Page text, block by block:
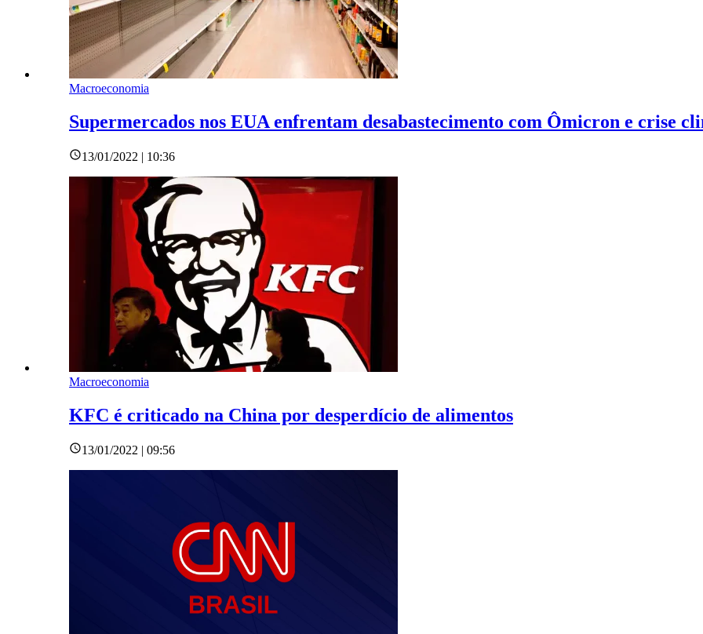
Macroeconomia
Supermercados nos EUA enfrentam desabastecimento com Ômicron e crise
13/01/2022 | 10:36
Macroeconomia
KFC é criticado na China por desperdício de alimentos
13/01/2022 | 09:56